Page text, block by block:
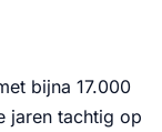
bijna 17.000
jaren tachtig op